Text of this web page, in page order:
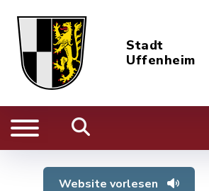
Stadt
Uffenheim
Website vorlesen